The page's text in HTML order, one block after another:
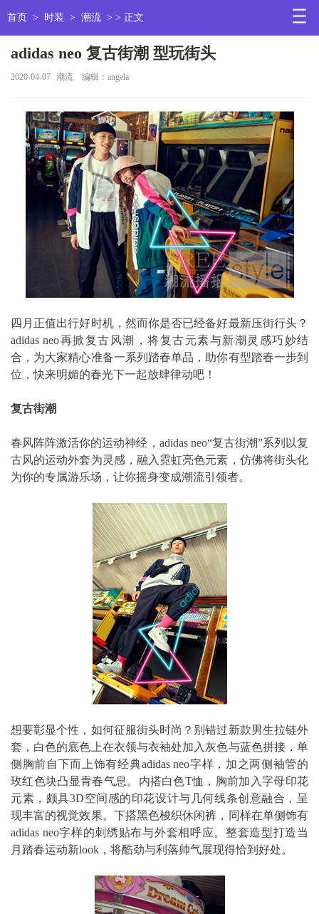
首页 > 时装 > 潮流 > > 正文
adidas neo 复古街潮 型玩街头
2020-04-07 潮流 编辑：angela
四月正值出行好时机，然而你是否已经备好最新压街行头？
adidas neo再掀复古风潮，将复古元素与新潮灵感巧妙结
合，为大家精心准备一系列踏春单品，助你有型踏春一步到
位，快来明媚的春光下一起放肆律动吧！
复古街潮
春风阵阵激活你的运动神经，adidas neo“复古街潮”系列以复
古风的运动外套为灵感，融入霓虹亮色元素，仿佛将街头化
为你的专属游乐场，让你摇身变成潮流引领者。
想要彰显个性，如何征服街头时尚？别错过新款男生拉链外
套，白色的底色上在衣领与衣袖处加入灰色与蓝色拼接，单
侧胸前自下而上饰有经典adidas neo字样，加之两侧袖管的
玫红色块凸显青春气息。内搭白色T恤，胸前加入字母印花
元素，颇具3D空间感的印花设计与几何线条创意融合，呈
现丰富的视觉效果。下搭黑色梭织休闲裤，同样在单侧饰有
adidas neo字样的刺绣贴布与外套相呼应。整套造型打造当
月踏春运动新look，将酷劲与利落帅气展现得恰到好处。